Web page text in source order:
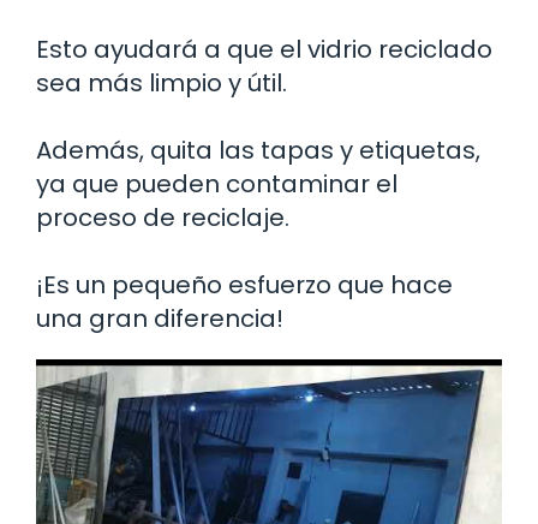
Esto ayudará a que el vidrio reciclado
sea más limpio y útil.
Además, quita las tapas y etiquetas,
ya que pueden contaminar el
proceso de reciclaje.
¡Es un pequeño esfuerzo que hace
una gran diferencia!